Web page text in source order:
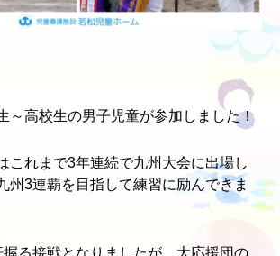
～高校生の男子児童が参加しました！
これまで3年連続で九州大会に出場し
州3連覇を目指して練習に励んできま
る接戦となりましたが、大応援団の